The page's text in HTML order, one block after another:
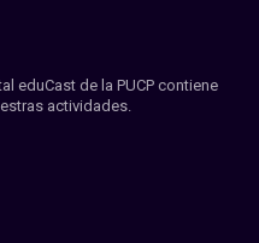
eduCast de la PUCP contiene
actividades.